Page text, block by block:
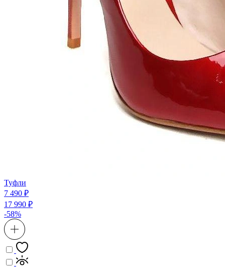
Туфли
7 490 ₽
17 990 ₽
-58%